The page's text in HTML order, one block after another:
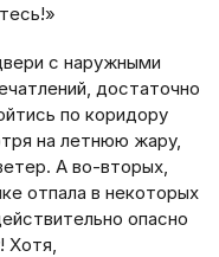
с наружными
достаточно
по коридору
на летнюю жару,
А во-вторых,
отпала в некоторых
опасно
Хотя,